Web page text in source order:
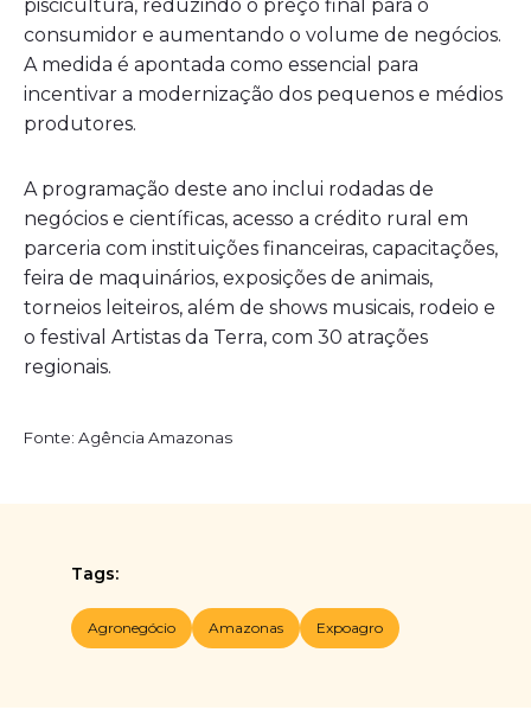
piscicultura, reduzindo o preço final para o
consumidor e aumentando o volume de negócios.
A medida é apontada como essencial para
incentivar a modernização dos pequenos e médios
produtores.
A programação deste ano inclui rodadas de
negócios e científicas, acesso a crédito rural em
parceria com instituições financeiras, capacitações,
feira de maquinários, exposições de animais,
torneios leiteiros, além de shows musicais, rodeio e
o festival Artistas da Terra, com 30 atrações
regionais.
Fonte: Agência Amazonas
Tags:
Agronegócio Amazonas Expoagro